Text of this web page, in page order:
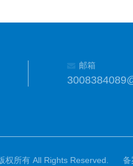
邮箱
所有 All Rights Reserved. 备